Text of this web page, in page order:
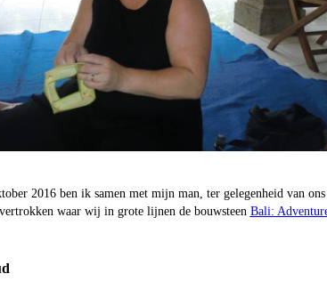
2016 ben ik samen met mijn man, ter gelegenheid van
waar wij in grote lijnen de bouwsteen Bali: